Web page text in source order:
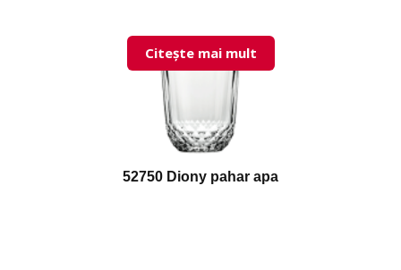
52750 Diony pahar apa
Citește mai mult